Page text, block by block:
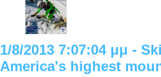
1/8/2013 7:07:04 μμ -
America's highest